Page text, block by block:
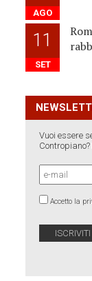
AGO
11
SET
Vuoi essere
Accetto la